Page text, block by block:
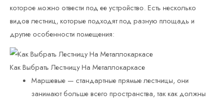
которое можно отвести под ее устройство. Есть несколько
видов лестниц, которые подходят под разную площадь и
другие особенности помещения:
Как Выбрать Лестницу На Металлокаркасе
Маршевые — стандартные прямые лестницы, они
занимают больше всего пространства, так как должны